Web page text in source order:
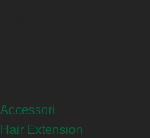
Accessori
Hair Extension